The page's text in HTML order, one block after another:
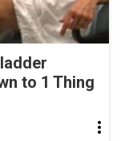
to 1 Thing